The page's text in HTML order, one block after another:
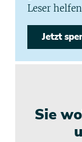
Leser
Jetzt
Sie